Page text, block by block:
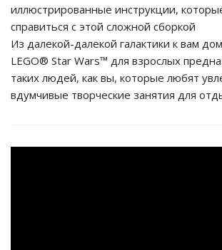
иллюстрированные инструкции,
справиться с этой сложной сборкой
Из далекой-далекой галактики к вам
LEGO® Star Wars™ для взрослых
таких людей, как вы, которые любят
вдумчивые творческие занятия для